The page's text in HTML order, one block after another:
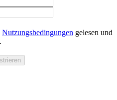
Nutzungsbedingungen gelesen und